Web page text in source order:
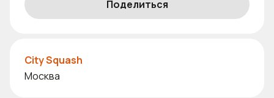
Поделиться
City Squash
Москва